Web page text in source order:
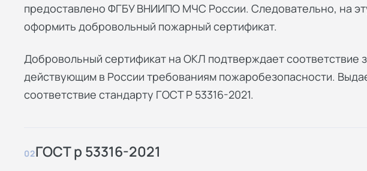
предоставлено ФГБУ ВНИИПО МЧС России. Следовательно, на
оформить добровольный пожарный сертификат.
Добровольный сертификат на ОКЛ подтверждает соответствие
действующим в России требованиям пожаробезопасности.
соответствие стандарту ГОСТ Р 53316-2021.
02ГОСТ р 53316-2021